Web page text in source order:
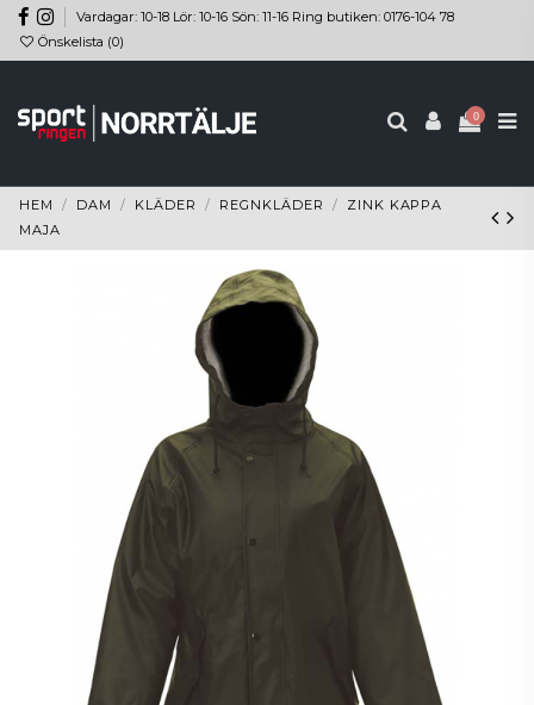
Vardagar: 10-18 Lör: 10-16 Sön: 11-16 Ring butiken: 0176-104 78
Önskelista (0)
0
HEM DAM KLÄDER REGNKLÄDER
ZINK KAPPA
MAJA